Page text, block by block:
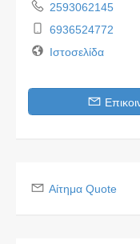
2593062145
6936524772
Ιστοσελίδα
Αίτημα Quote